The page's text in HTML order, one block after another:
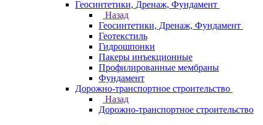
Геосинтетики, Дренаж, Фундамент
Назад
Геосинтетики, Дренаж, Фундамент
Геотекстиль
Гидрошпонки
Пакеры инъекционные
Профилированные мембраны
Фундамент
Дорожно-транспортное строительство
Назад
Дорожно-транспортное строительство